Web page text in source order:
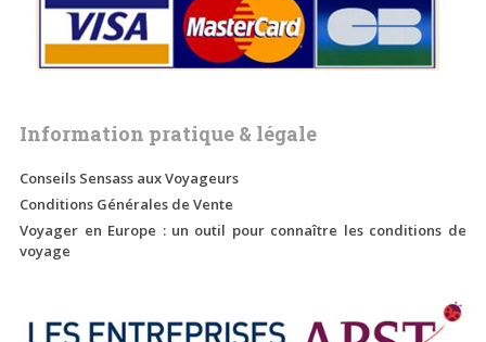
Information pratique & légale
Conseils Sensass aux Voyageurs
Conditions Générales de Vente
Voyager en Europe : un outil pour connaître les conditions de
voyage